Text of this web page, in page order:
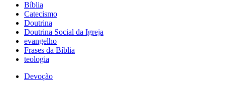
Bíblia
Catecismo
Doutrina
Doutrina Social da Igreja
evangelho
Frases da Bíblia
teologia
Devoção